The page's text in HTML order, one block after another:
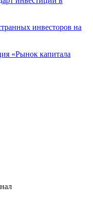
инвесторов на
«Рынок капитала